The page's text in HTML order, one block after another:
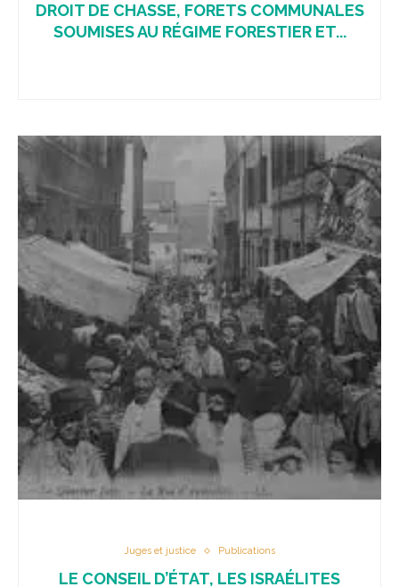
DROIT DE CHASSE, FORETS COMMUNALES
SOUMISES AU RÉGIME FORESTIER ET...
Juges et justice Publications
LE CONSEIL D’ÉTAT, LES ISRAÉLITES